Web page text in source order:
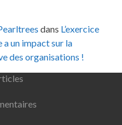
dans L’exercice
un impact sur la
des organisations !